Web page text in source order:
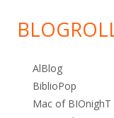
AlBlog
BiblioPop
Mac of BIOnighT